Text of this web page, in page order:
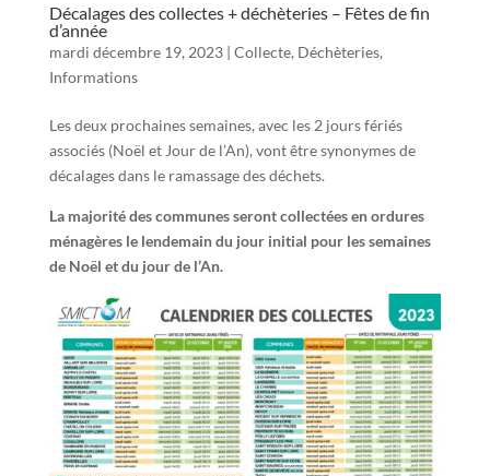
Décalages des collectes + déchèteries – Fêtes de fin
d’année
mardi décembre 19, 2023| Collecte, Déchèteries,
Informations
Les deux prochaines semaines, avec les 2 jours fériés
associés (Noël et Jour de l’An), vont être synonymes de
décalages dans le ramassage des déchets.
La majorité des communes seront collectées en ordures
ménagères le lendemain du jour initial pour les semaines
de Noël et du jour de l’An.